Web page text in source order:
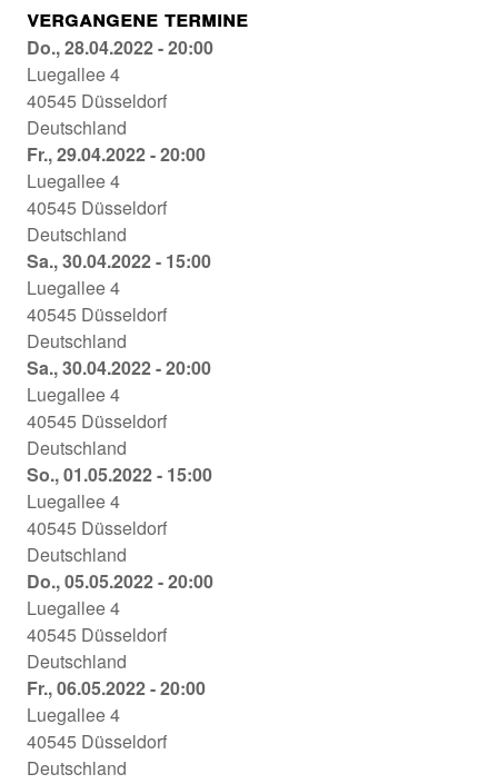
Vergangene Termine
Sherlock
Holmes:
Der
Hund
von
Baskerville
Theater
an
der
Luegallee
28.04.2022
-
20:00
Do., 28.04.2022 - 20:00
Luegallee 4
40545 Düsseldorf
Deutschland
Sherlock
Holmes:
Der
Hund
von
Baskerville
Theater
an
der
Luegallee
29.04.2022
-
20:00
Fr., 29.04.2022 - 20:00
Luegallee 4
40545 Düsseldorf
Deutschland
Sherlock
Holmes:
Der
Hund
von
Baskerville
Theater
an
der
Luegallee
30.04.2022
-
15:00
Sa., 30.04.2022 - 15:00
Luegallee 4
40545 Düsseldorf
Deutschland
Sherlock
Holmes:
Der
Hund
von
Baskerville
Theater
an
der
Luegallee
30.04.2022
-
20:00
Sa., 30.04.2022 - 20:00
Luegallee 4
40545 Düsseldorf
Deutschland
Sherlock
Holmes:
Der
Hund
von
Baskerville
Theater
an
der
Luegallee
01.05.2022
-
So., 01.05.2022 - 15:00
Luegallee 4
40545 Düsseldorf
Deutschland
Sherlock
Holmes:
Der
Hund
von
Baskerville
Theater
an
Do., 05.05.2022 - 20:00
Luegallee 4
40545 Düsseldorf
Deutschland
Sherlock
Holmes:
Der
Hund
Fr., 06.05.2022 - 20:00
Luegallee 4
40545 Düsseldorf
Deutschland